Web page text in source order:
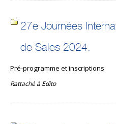
27e Journées
de Sales 2024.
Pré-programme et inscriptions
Rattaché à Edito